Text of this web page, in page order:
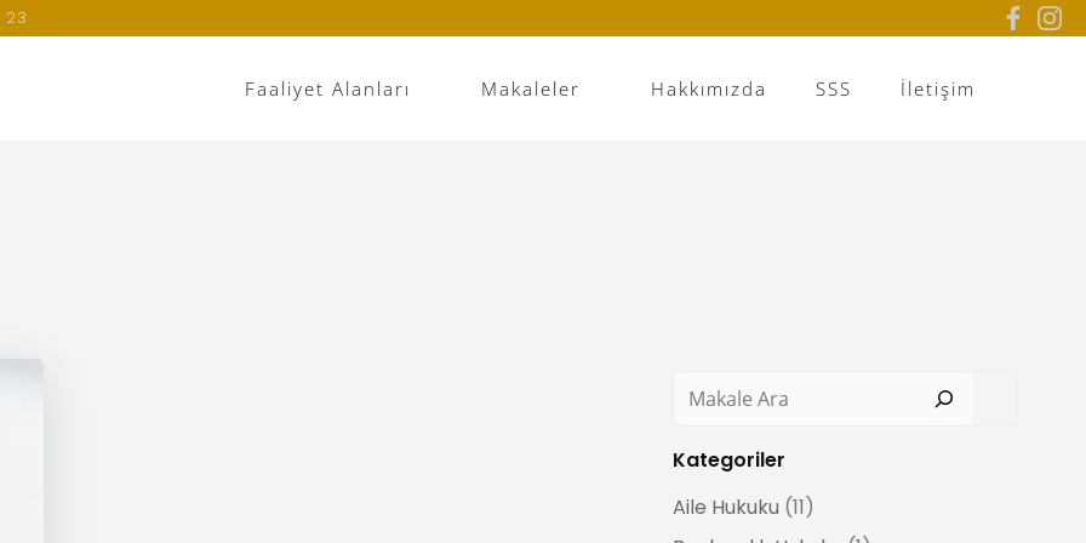
23
Faaliyet Alanları Makaleler Hakkımızda SSS İletişim
Ara
Kategoriler
Aile Hukuku (11)